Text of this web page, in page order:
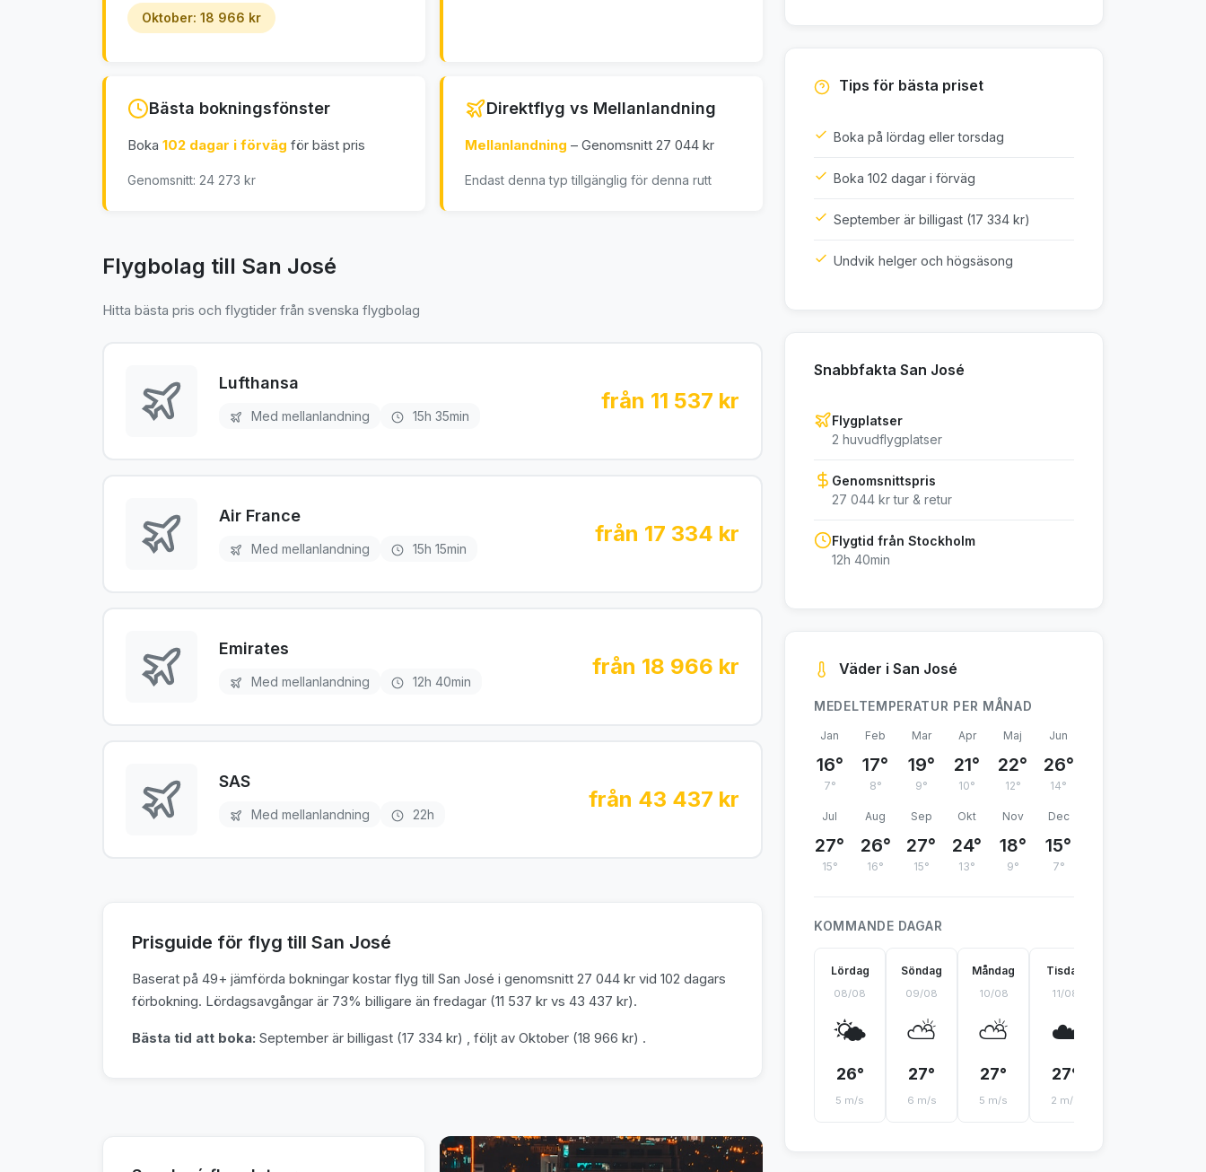
Oktober: 18 966 kr
Bästa bokningsfönster
Boka 102 dagar i förväg för bäst pris
Genomsnitt: 24 273 kr
Direktflyg vs Mellanlandning
Mellanlandning – Genomsnitt 27 044 kr
Endast denna typ tillgänglig för denna rutt
Flygbolag till San José
Hitta bästa pris och flygtider från svenska flygbolag
Lufthansa
Med mellanlandning 15h 35min
från 11 537 kr
Air France
Med mellanlandning 15h 15min
från 17 334 kr
Emirates
Med mellanlandning 12h 40min
från 18 966 kr
SAS
Med mellanlandning 22h
från 43 437 kr
Prisguide för flyg till San José
Baserat på 49+ jämförda bokningar kostar flyg till San José i genomsnitt 27 044 kr vid 102 dagars
förbokning. Lördagsavgångar är 73% billigare än fredagar (11 537 kr vs 43 437 kr).
Bästa tid att boka: September är billigast (17 334 kr) , följt av Oktober (18 966 kr) .
Tips för bästa priset
Boka på lördag eller torsdag
Boka 102 dagar i förväg
September är billigast (17 334 kr)
Undvik helger och högsäsong
Snabbfakta San José
Flygplatser
2 huvudflygplatser
Genomsnittspris
27 044 kr tur & retur
Flygtid från Stockholm
12h 40min
Väder i San José
MEDELTEMPERATUR PER MÅNAD
Jan
16°
7°
Feb
17°
8°
Mar
19°
9°
Apr
21°
10°
Maj
22°
12°
Jun
26°
14°
Jul
27°
15°
Aug
26°
16°
Sep
27°
15°
Okt
24°
13°
Nov
18°
9°
Dec
15°
7°
KOMMANDE DAGAR
Lördag
08/08
🌤️
26°
5 m/s
Söndag
09/08
⛅
27°
6 m/s
Måndag
10/08
⛅
27°
5 m/s
Tisdag
11/08
☁️
27°
2 m/s